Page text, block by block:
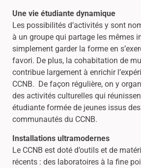
Une vie étudiante dynamique
Les possibilités d’activités y sont
à un groupe qui partage les mêmes
simplement garder la forme en
favori. De plus, la cohabitation de
contribue largement à enrichir
CCNB. De façon régulière, on y
des activités culturelles qui
étudiante formée de jeunes issus
communautés du CCNB.
Installations ultramodernes
Le CCNB est doté d’outils et de
récents : des laboratoires à la fine